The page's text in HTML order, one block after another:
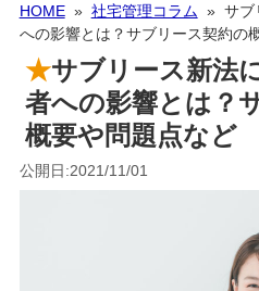
HOME» 社宅管理コラム » サブ
への影響とは？サブリース契約の
サブリース新法
者への影響とは？
概要や問題点など
公開日:2021/11/01